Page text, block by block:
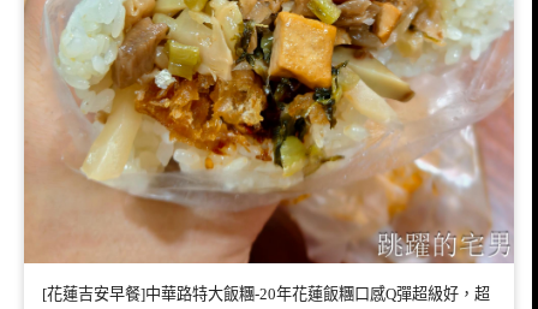
[花蓮吉安早餐]中華路特大飯糰-20年花蓮飯糰口感Q彈超級好，超